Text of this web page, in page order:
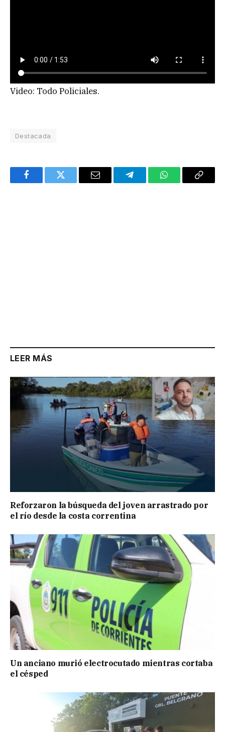
Video: Todo Policiales.
Destacada
FacebookTwitter Email TelegramWhatsAppCopy
LEER MÁS
Reforzaron la búsqueda del joven arrastrado por
el río desde la costa correntina
Un anciano murió electrocutado mientras cortaba
el césped